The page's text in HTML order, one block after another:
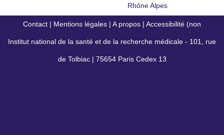
Rhône Alpes
Contact | Mentions légales | A propos | Accessibilité (non
conforme)
Institut national de la santé et de la recherche médicale - 101, rue
de Tolbiac | 75654 Paris Cedex 13